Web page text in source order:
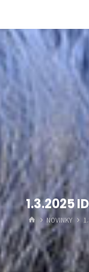
content
údolí
1.3.2025
HOMENOVINKY